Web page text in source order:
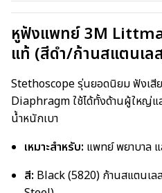
หูฟังแพทย์ 3M
แท้ (สีดำ/ก้านสแตนเล
Stethoscope รุ่นยอดนิยม ฟังเสี
Diaphragm ใช้ได้ทั้งด้านผู้ใหญ่แ
น้ำหนักเบา
เหมาะสำหรับ: แพทย์ พยาบาล
สี: Black (5820) ก้านสแตนเ